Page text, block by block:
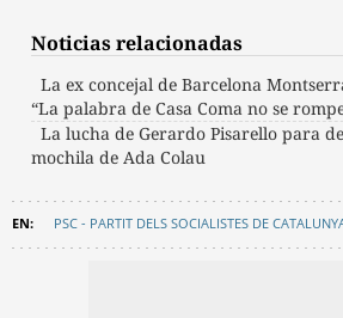
Noticias relacionadas
La ex concejal de Barcelona
“La palabra de Casa Coma no se
La lucha de Gerardo Pisarello para
mochila de Ada Colau
PSC - PARTIT DELS SOCIALISTES DE